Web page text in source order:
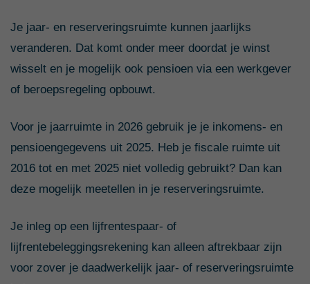
Je jaar- en reserveringsruimte kunnen jaarlijks
veranderen. Dat komt onder meer doordat je winst
wisselt en je mogelijk ook pensioen via een werkgever
of beroepsregeling opbouwt.
Voor je jaarruimte in 2026 gebruik je je inkomens- en
pensioengegevens uit 2025. Heb je fiscale ruimte uit
2016 tot en met 2025 niet volledig gebruikt? Dan kan
deze mogelijk meetellen in je reserveringsruimte.
Je inleg op een lijfrentespaar- of
lijfrentebeleggingsrekening kan alleen aftrekbaar zijn
voor zover je daadwerkelijk jaar- of reserveringsruimte